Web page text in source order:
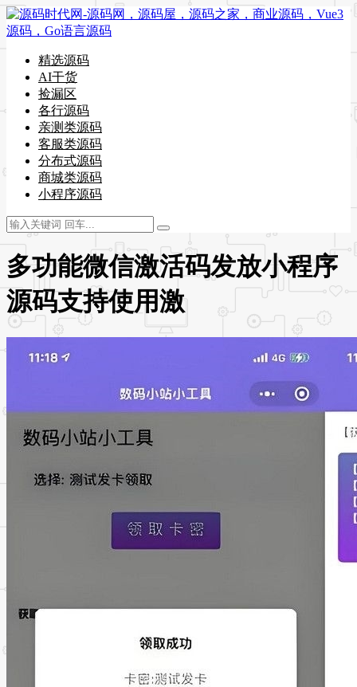
精选源码
AI干货
捡漏区
各行源码
亲测类源码
客服类源码
分布式源码
商城类源码
小程序源码
多功能微信激活码发放小程序
源码支持使用激